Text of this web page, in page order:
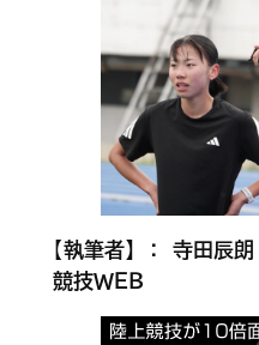
【執筆者】 ： 寺田辰朗
競技ＷＥＢ